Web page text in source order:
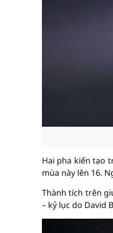
Hai pha kiến tạo
mùa này lên 16.
Thành tích trên
– kỷ lục do David